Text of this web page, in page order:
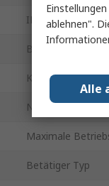
IP-Schutzart
Kontaktstrom
Nennspannung
Maximale
Betätiger Typ
ablehnen".
Alle